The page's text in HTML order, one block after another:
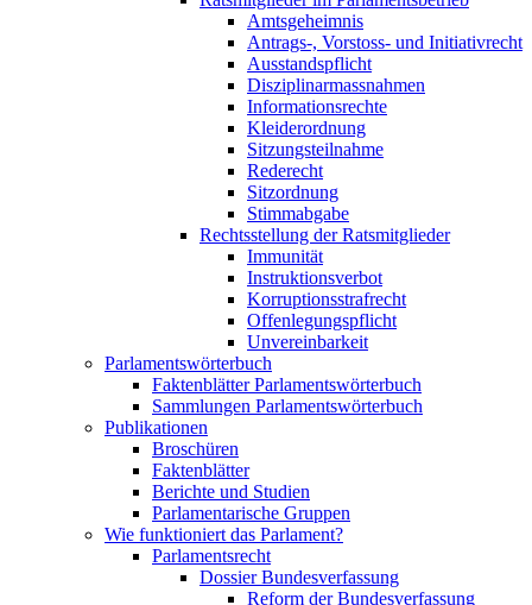
Amtsgeheimnis
Antrags-, Vorstoss- und Initiativrecht
Ausstandspflicht
Disziplinarmassnahmen
Informationsrechte
Kleiderordnung
Sitzungsteilnahme
Rederecht
Sitzordnung
Stimmabgabe
Rechtsstellung der Ratsmitglieder
Immunität
Instruktionsverbot
Korruptionsstrafrecht
Offenlegungspflicht
Unvereinbarkeit
Parlamentswörterbuch
Faktenblätter Parlamentswörterbuch
Sammlungen Parlamentswörterbuch
Publikationen
Broschüren
Faktenblätter
Berichte und Studien
Parlamentarische Gruppen
Wie funktioniert das Parlament?
Parlamentsrecht
Dossier Bundesverfassung
Reform der Bundesverfassung